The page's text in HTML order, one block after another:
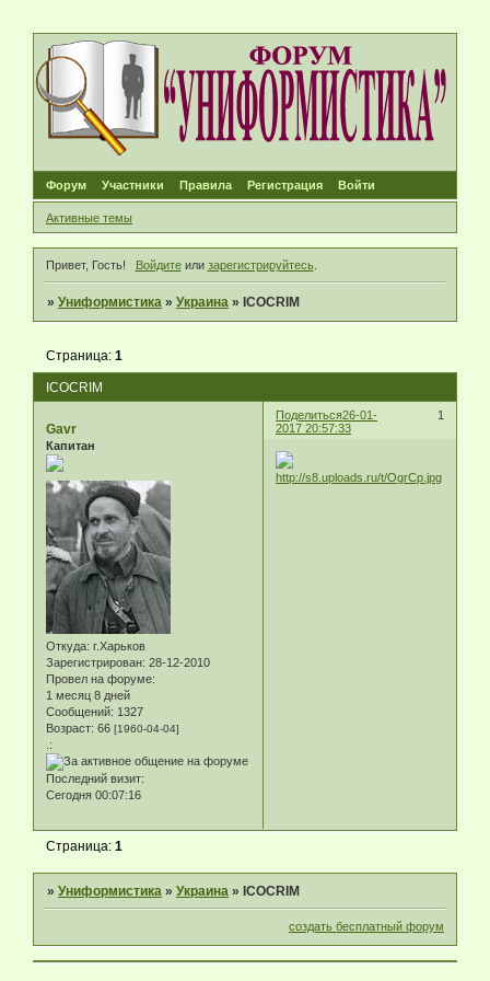
Форум Участники Правила Регистрация Войти
Активные темы
Привет, Гость! Войдитеили зарегистрируйтесь.
»Униформистика »Украина » ICOCRIM
ICOCRIM
Страница:1
Поделиться 1
26-01-
2017 20:57:33
Gavr
Капитан
Откуда: г.Харьков
Зарегистрирован: 28-12-2010
Провел на форуме:
1 месяц 8 дней
Сообщений: 1327
Возраст: 66 [1960-04-04]
.:
Последний визит:
Сегодня 00:07:16
Страница:1
»Униформистика »Украина » ICOCRIM
создать бесплатный форум